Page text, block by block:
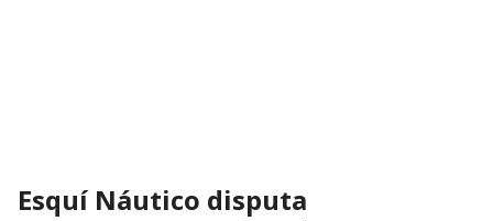
Esquí Náutico disputa